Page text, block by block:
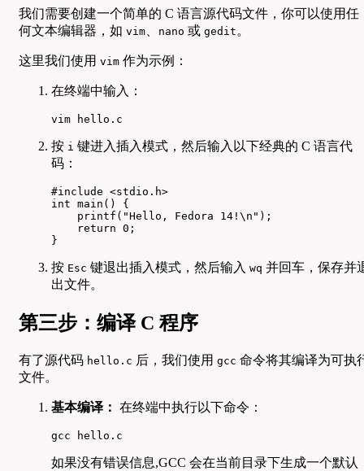
我们需要创建一个简单的 C 语言源代码文件，你可以使用任
何文本编辑器，如 vim nano 或 gedit 。
这里我们使用 vim 作为示例：
在终端中输入：
vim hello.c
按 i 键进入插入模式，然后输入以下经典的 C 语言代
码：
#include <stdio.h>
int main() {
    printf("Hello, Fedora 14!\n");
    return 0;
}
按 Esc 键退出插入模式，然后输入 wq 并回车，保存并
出文件。
第三步：编译 C 程序
有了源代码 hello.c 后，我们使用 gcc 命令将其编译为可执
文件。
基本编译： 在终端中执行以下命令：
gcc hello.c
如果没有错误信息,GCC 会在当前目录下生成一个默认